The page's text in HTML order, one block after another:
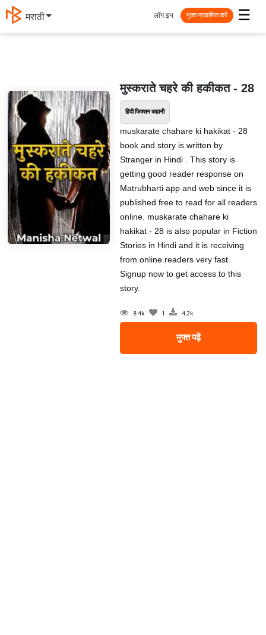
मराठी ☰
लॉग इन मुक्त प्रकाशित करें
मुस्कराते चहरे की हकीकत - 28
हिंदी फिक्शन कहानी
muskarate chahare ki hakikat - 28
book and story is written by
Stranger in Hindi . This story is
getting good reader response on
Matrubharti app and web since it is
published free to read for all readers
online. muskarate chahare ki
hakikat - 28 is also popular in Fiction
Stories in Hindi and it is receiving
from online readers very fast.
Signup now to get access to this
story.
8.4k 1 4.2k
मुफ्त पढ़ें